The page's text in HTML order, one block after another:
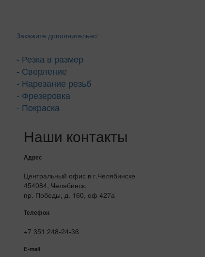
Закажите дополнительно:
- Резка в размер
- Сверление
- Нарезание резьб
- Фрезеровка
- Покраска
Наши контакты
Адрес
Центральный офис в г.Челябинске
454084, Челябинск,
пр. Победы, д. 160, оф 427а
Телефон
+7 351 248-24-36
E-mail